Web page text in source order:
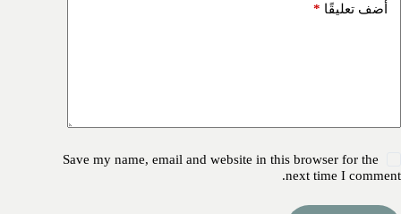
أضف تعليقًا *
Save my name, email and website in this browser for the
next time I comment.